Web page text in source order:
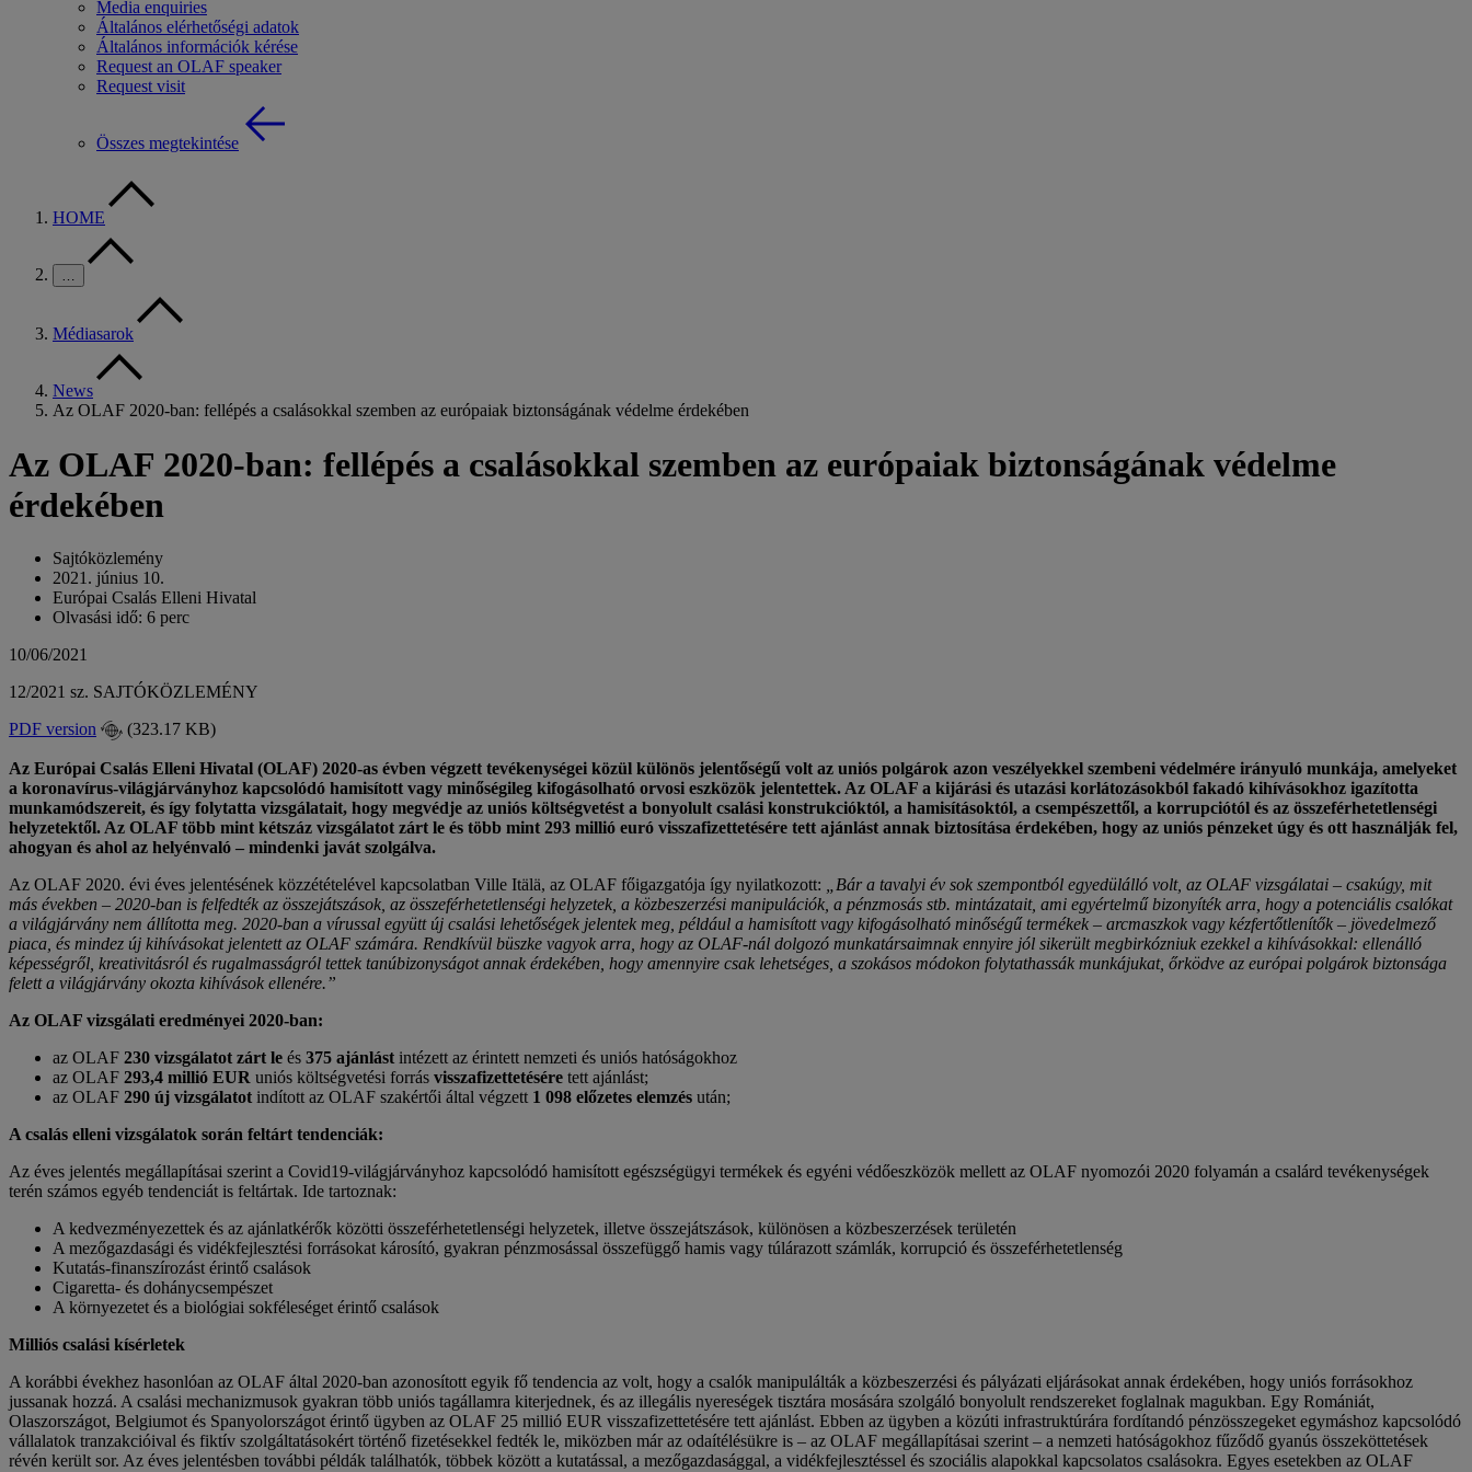
Media enquiries
Általános elérhetőségi adatok
Általános információk kérése
Request an OLAF speaker
Request visit
Összes megtekintése
HOME
…
Médiasarok
News
Az OLAF 2020-ban: fellépés a csalásokkal szemben az európaiak biztonságának védelme érdekében
Az OLAF 2020-ban: fellépés a csalásokkal szemben az európaiak biztonságának védelme
érdekében
Sajtóközlemény
2021. június 10.
Európai Csalás Elleni Hivatal
Olvasási idő: 6 perc
10/06/2021
12/2021 sz. SAJTÓKÖZLEMÉNY
PDF version
(323.17 KB)
Az Európai Csalás Elleni Hivatal (OLAF) 2020-as évben végzett tevékenységei közül különös jelentőségű volt az uniós polgárok azon veszélyekkel szembeni védelmére irányuló munkája, amelyeket
a koronavírus-világjárványhoz kapcsolódó hamisított vagy minőségileg kifogásolható orvosi eszközök jelentettek. Az OLAF a kijárási és utazási korlátozásokból fakadó kihívásokhoz igazította
munkamódszereit, és így folytatta vizsgálatait, hogy megvédje az uniós költségvetést a bonyolult csalási konstrukcióktól, a hamisításoktól, a csempészettől, a korrupciótól és az összeférhetetlenségi
helyzetektől. Az OLAF több mint kétszáz vizsgálatot zárt le és több mint 293 millió euró visszafizettetésére tett ajánlást annak biztosítása érdekében, hogy az uniós pénzeket úgy és ott használják fel,
ahogyan és ahol az helyénvaló – mindenki javát szolgálva.
Az OLAF 2020. évi éves jelentésének közzétételével kapcsolatban Ville Itälä, az OLAF főigazgatója így nyilatkozott: „Bár a tavalyi év sok szempontból egyedülálló volt, az OLAF vizsgálatai – csakúgy, mit
más években – 2020-ban is felfedték az összejátszások, az összeférhetetlenségi helyzetek, a közbeszerzési manipulációk, a pénzmosás stb. mintázatait, ami egyértelmű bizonyíték arra, hogy a potenciális csalókat
a világjárvány nem állította meg. 2020-ban a vírussal együtt új csalási lehetőségek jelentek meg, például a hamisított vagy kifogásolható minőségű termékek – arcmaszkok vagy kézfertőtlenítők – jövedelmező
piaca, és mindez új kihívásokat jelentett az OLAF számára. Rendkívül büszke vagyok arra, hogy az OLAF-nál dolgozó munkatársaimnak ennyire jól sikerült megbirkózniuk ezekkel a kihívásokkal: ellenálló
képességről, kreativitásról és rugalmasságról tettek tanúbizonyságot annak érdekében, hogy amennyire csak lehetséges, a szokásos módokon folytathassák munkájukat, őrködve az európai polgárok biztonsága
felett a világjárvány okozta kihívások ellenére.”
Az OLAF vizsgálati eredményei 2020-ban:
az OLAF 230 vizsgálatot zárt le és 375 ajánlást intézett az érintett nemzeti és uniós hatóságokhoz
az OLAF 293,4 millió EUR uniós költségvetési forrás visszafizettetésére tett ajánlást;
az OLAF 290 új vizsgálatot indított az OLAF szakértői által végzett 1 098 előzetes elemzés után;
A csalás elleni vizsgálatok során feltárt tendenciák:
Az éves jelentés megállapításai szerint a Covid19-világjárványhoz kapcsolódó hamisított egészségügyi termékek és egyéni védőeszközök mellett az OLAF nyomozói 2020 folyamán a csalárd tevékenységek
terén számos egyéb tendenciát is feltártak. Ide tartoznak:
A kedvezményezettek és az ajánlatkérők közötti összeférhetetlenségi helyzetek, illetve összejátszások, különösen a közbeszerzések területén
A mezőgazdasági és vidékfejlesztési forrásokat károsító, gyakran pénzmosással összefüggő hamis vagy túlárazott számlák, korrupció és összeférhetetlenség
Kutatás-finanszírozást érintő csalások
Cigaretta- és dohánycsempészet
A környezetet és a biológiai sokféleséget érintő csalások
Milliós csalási kísérletek
A korábbi évekhez hasonlóan az OLAF által 2020-ban azonosított egyik fő tendencia az volt, hogy a csalók manipulálták a közbeszerzési és pályázati eljárásokat annak érdekében, hogy uniós forrásokhoz
jussanak hozzá. A csalási mechanizmusok gyakran több uniós tagállamra kiterjednek, és az illegális nyereségek tisztára mosására szolgáló bonyolult rendszereket foglalnak magukban. Egy Romániát,
Olaszországot, Belgiumot és Spanyolországot érintő ügyben az OLAF 25 millió EUR visszafizettetésére tett ajánlást. Ebben az ügyben a közúti infrastruktúrára fordítandó pénzösszegeket egymáshoz kapcsolódó
vállalatok tranzakcióival és fiktív szolgáltatásokért történő fizetésekkel fedték le, miközben már az odaítélésükre is – az OLAF megállapításai szerint – a nemzeti hatóságokhoz fűződő gyanús összeköttetések
révén került sor. Az éves jelentésben további példák találhatók, többek között a kutatással, a mezőgazdasággal, a vidékfejlesztéssel és szociális alapokkal kapcsolatos csalásokra. Egyes esetekben az OLAF